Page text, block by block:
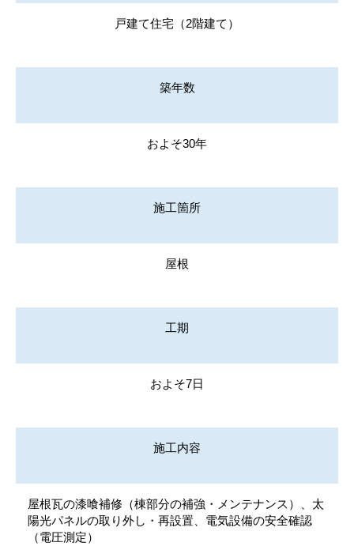
戸建て住宅（2階建て）
築年数
およそ30年
施工箇所
屋根
工期
およそ7日
施工内容
屋根瓦の漆喰補修（棟部分の補強・メンテナンス）、太
陽光パネルの取り外し・再設置、電気設備の安全確認
（電圧測定）